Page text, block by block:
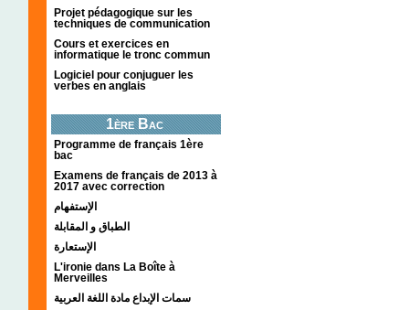
Projet pédagogique sur les
techniques de communication
Cours et exercices en
informatique le tronc commun
Logiciel pour conjuguer les
verbes en anglais
1ère Bac
Programme de français 1ère
bac
Examens de français de 2013 à
2017 avec correction
الإستفهام
الطباق و المقابلة
الإستعارة
L'ironie dans La Boîte à
Merveilles
سمات الإبداع مادة اللغة العربية